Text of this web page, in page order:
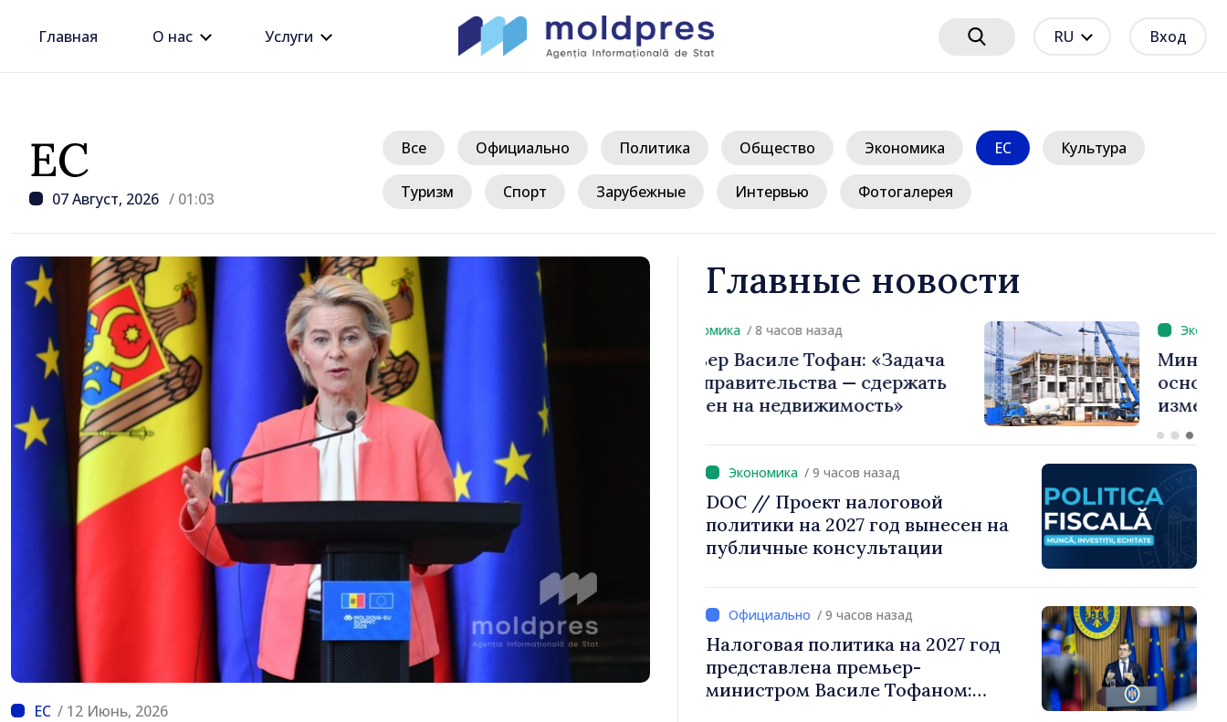
Главная О нас Услуги RU Вход
ЕС
07 Август, 2026 / 01:03
Все Официально Политика Общество Экономика ЕС Культура
Туризм Спорт Зарубежные Интервью Фотогалерея
/ 12 Июнь, 2026
Главные новости
/ 8 часов назад
Премьер Василе Тофан: «Задача
этого правительства — сдержать
рост цен на недвижимость»
/ 8 часов назад
Министр финансов разъяснила
основные предлагаемые
изменения налоговой политики
2027 года по подоходному налогу
/ 9 часов назад
DOC // Проект налоговой
политики на 2027 год вынесен на
публичные консультации
/ 9 часов назад
Налоговая политика на 2027 год
представлена премьер-
министром Василе Тофаном: